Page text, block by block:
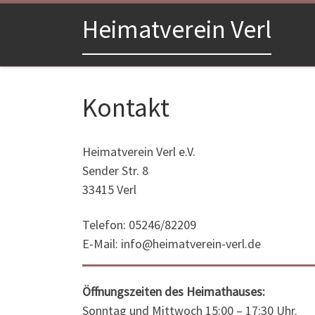
Zum Inhalt springenHeimatverein Verl
Kontakt
Heimatverein Verl e.V.
Sender Str. 8
33415 Verl
Telefon: 05246/82209
E-Mail: info@heimatverein-verl.de
Öffnungszeiten des Heimathauses:
Sonntag und Mittwoch 15:00 – 17:30 Uhr.